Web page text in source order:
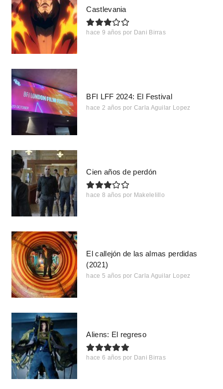
Castlevania
hace 9 años por Dani Birras
BFI LFF 2024: El Festival
hace 2 años por Carla Aguilar Lopez
Cien años de perdón
hace 8 años por Makelelillo
El callejón de las almas perdidas
(2021)
hace 5 años por Carla Aguilar Lopez
Aliens: El regreso
hace 6 años por Dani Birras